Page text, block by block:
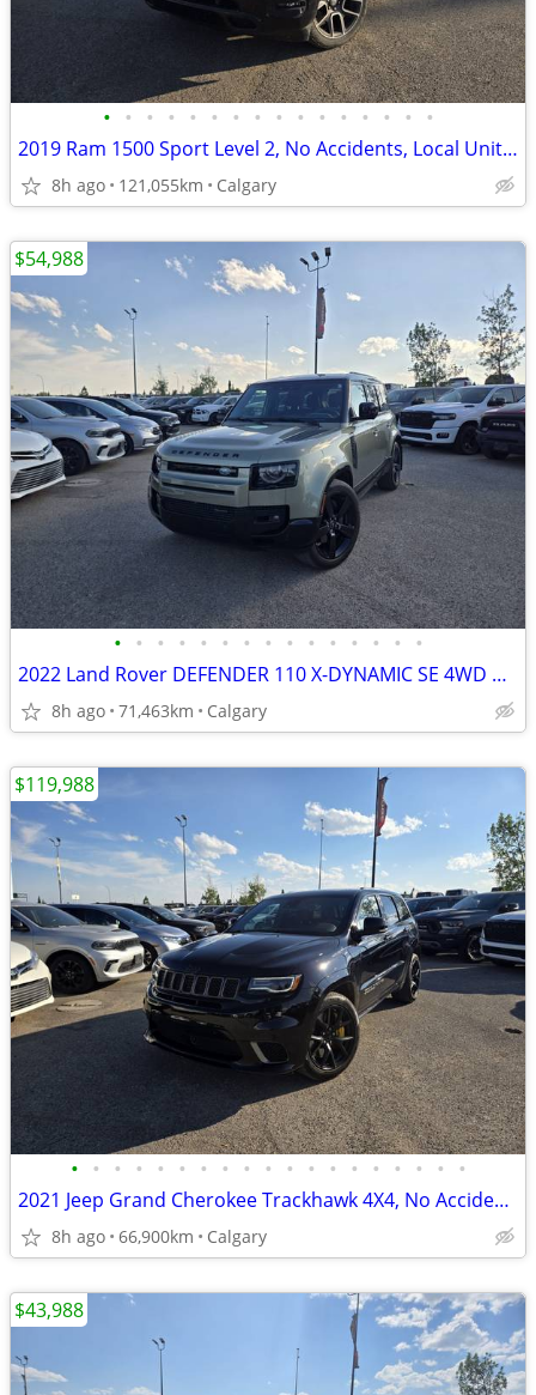
• • • • • • • • • • • • • • • •
2019 Ram 1500 Sport Level 2, No Accidents, Local Unit #260608A
8h ago 121,055km Calgary
• • • • • • • • • • • • • • •
2022 Land Rover DEFENDER 110 X-DYNAMIC SE 4WD #260608B
8h ago 71,463km Calgary
$54,988
• • • • • • • • • • • • • • • • • • •
2021 Jeep Grand Cherokee Trackhawk 4X4, No Accidents, 1 Owner, Local
8h ago 66,900km Calgary
$119,988
$43,988